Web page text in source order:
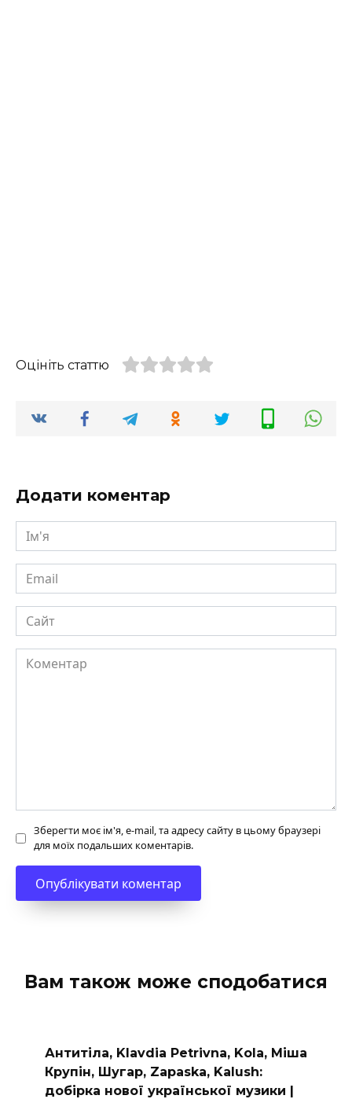
Оцініть статтю
Додати коментар
Ім'я
Email
Сайт
Коментар
Зберегти моє ім'я, e-mail, та адресу сайту в цьому браузері
для моїх подальших коментарів.
Вам також може сподобатися
Антитіла, Klavdia Petrivna, Kola, Міша
Крупін, Шугар, Zapaska, Kalush:
добірка нової української музики |